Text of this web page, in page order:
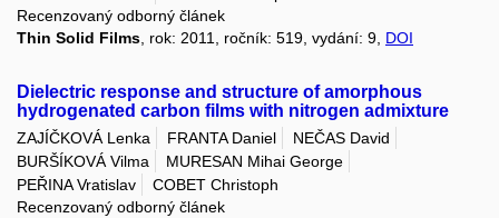
Recenzovaný odborný článek
Thin Solid Films , rok: 2011, ročník: 519, vydání: 9, DOI
Dielectric response and structure of amorphous
hydrogenated carbon films with nitrogen admixture
ZAJÍČKOVÁ Lenka FRANTA Daniel
NEČAS David
BURŠÍKOVÁ Vilma
MURESAN Mihai George
PEŘINA Vratislav
COBET Christoph
Recenzovaný odborný článek